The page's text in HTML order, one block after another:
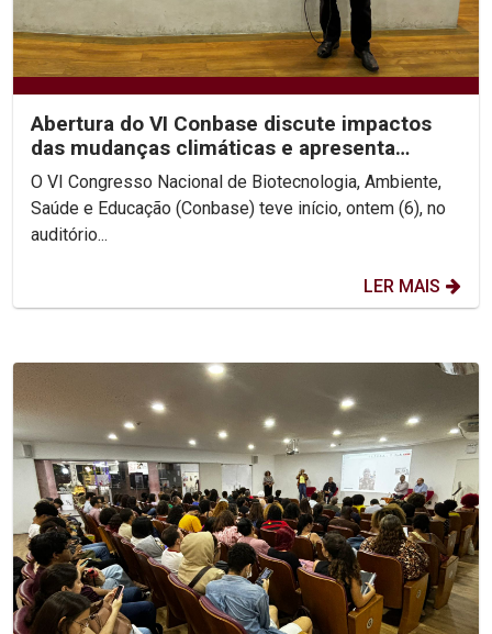
Abertura do VI Conbase discute impactos
das mudanças climáticas e apresenta
projeto de...
O VI Congresso Nacional de Biotecnologia, Ambiente,
Saúde e Educação (Conbase) teve início, ontem (6), no
auditório...
LER MAIS